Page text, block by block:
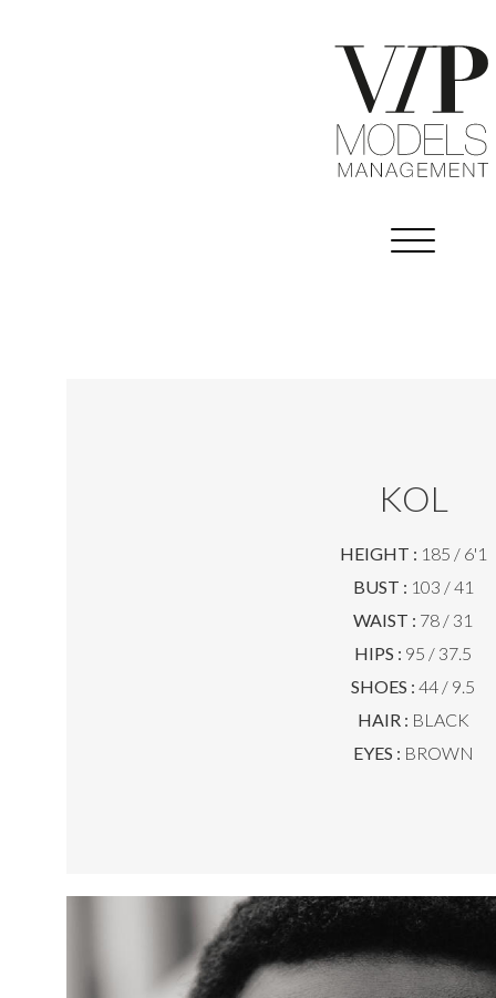
KOL
HEIGHT : 185 / 6'1
BUST : 103 / 41
WAIST : 78 / 31
HIPS : 95 / 37.5
SHOES : 44 / 9.5
HAIR : BLACK
EYES : BROWN